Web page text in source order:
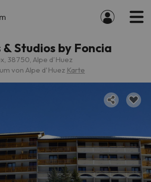
Studios by Foncia
38750, Alpe d'Huez
von Alpe d'Huez Karte